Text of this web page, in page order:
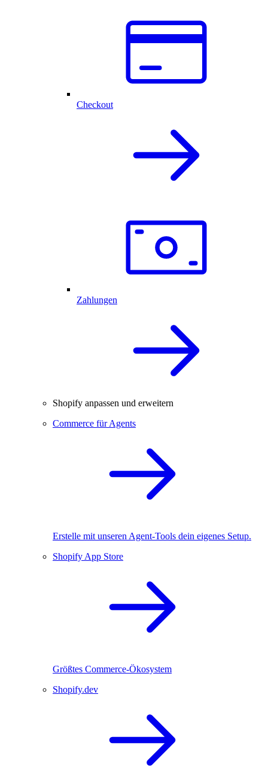
Checkout
Zahlungen
Shopify anpassen und erweitern
Commerce für Agents
Erstelle mit unseren Agent-Tools dein eigenes Setup.
Shopify App Store
Größtes Commerce-Ökosystem
Shopify.dev